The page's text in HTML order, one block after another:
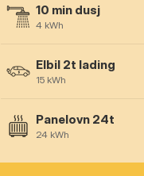
10 min dusj
4 kWh
Elbil 2t lading
15 kWh
Panelovn 24t
24 kWh